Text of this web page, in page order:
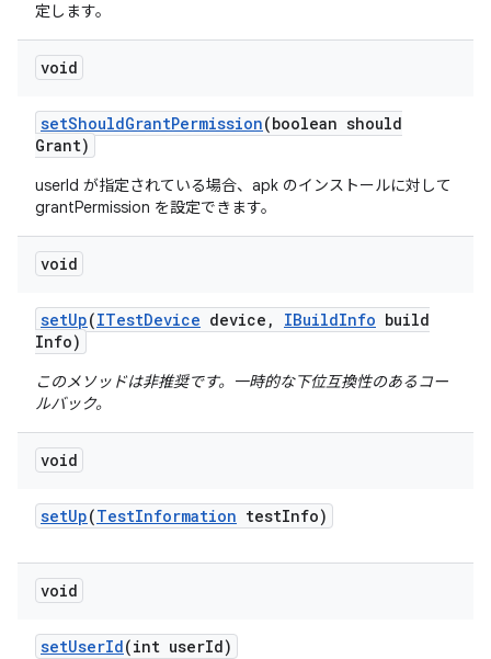
定します。
void
setShouldGrantPermission(boolean should
Grant)
userId が指定されている場合、apk のインストールに対して
grantPermission を設定できます。
void
setUp(ITestDevice device , IBuildInfo build
Info)
このメソッドは非推奨です。一時的な下位互換性のあるコー
ルバック。
void
setUp(TestInformation testInfo)
void
setUserId(int userId)